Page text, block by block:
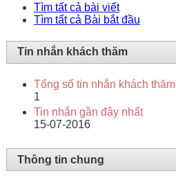
Tìm tất cả bài viết
Tìm tất cả Bài bắt đầu
Tin nhắn khách thăm
Tổng số tin nhắn khách thăm
1
Tin nhắn gần đây nhất
15-07-2016
Thông tin chung